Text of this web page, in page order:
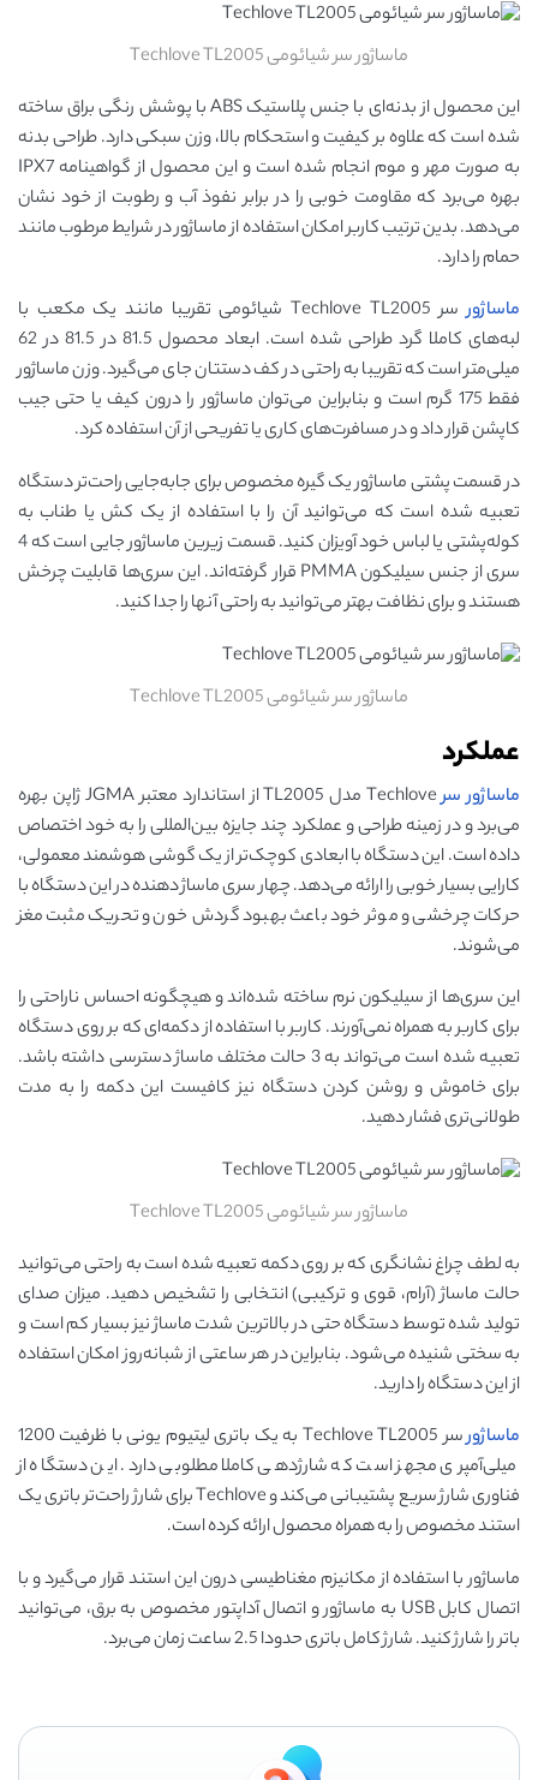
ماساژور سر شیائومی Techlove TL2005
این محصول از بدنه‌ای با جنس پلاستیک ABS با پوشش رنگی براق ساخته
شده است که علاوه بر کیفیت و استحکام بالا، وزن سبکی دارد. طراحی بدنه
به صورت مهر و موم انجام شده است و این محصول از گواهینامه IPX7
بهره می‌برد که مقاومت خوبی را در برابر نفوذ آب و رطوبت از خود نشان
می‌دهد. بدین ترتیب کاربر امکان استفاده از ماساژور در شرایط مرطوب مانند
حمام را دارد.
ماساژور
سر Techlove TL2005 شیائومی تقریبا مانند یک مکعب با
لبه‌های کاملا گرد طراحی شده است. ابعاد محصول 81.5 در 81.5 در 62
میلی‌متر است که تقریبا به راحتی در کف دستتان جای می‌گیرد. وزن ماساژور
فقط 175 گرم است و بنابراین می‌توان ماساژور را درون کیف یا حتی جیب
کاپشن قرار داد و در مسافرت‌های کاری یا تفریحی از آن استفاده کرد.
در قسمت پشتی ماساژور یک گیره مخصوص برای جابه‌جایی راحت‌تر دستگاه
تعبیه شده است که می‌توانید آن را با استفاده از یک کش یا طناب به
کوله‌پشتی یا لباس خود آویزان کنید. قسمت زیرین ماساژور جایی است که 4
سری از جنس سیلیکون PMMA قرار گرفته‌اند. این سری‌ها قابلیت چرخش
هستند و برای نظافت بهتر می‌توانید به راحتی آنها را جدا کنید.
ماساژور سر شیائومی Techlove TL2005
عملکرد
ماساژور سر
Techlove مدل TL2005 از استاندارد معتبر JGMA ژاپن بهره
می‌برد و در زمینه طراحی و عملکرد چند جایزه بین‌المللی را به خود اختصاص
داده است. این دستگاه با ابعادی کوچک‌تر از یک گوشی هوشمند معمولی،
کارایی بسیار خوبی را ارائه می‌دهد. چهار سری ماساژ دهنده در این دستگاه با
حرکات چرخشی و موثر خود باعث بهبود گردش خون و تحریک مثبت مغز
می‌شوند.
این سری‌ها از سیلیکون نرم ساخته شده‌اند و هیچگونه احساس ناراحتی را
برای کاربر به همراه نمی‌آورند. کاربر با استفاده از دکمه‌ای که بر روی دستگاه
تعبیه شده است می‌تواند به 3 حالت مختلف ماساژ دسترسی داشته باشد.
برای خاموش و روشن کردن دستگاه نیز کافیست این دکمه را به مدت
طولانی‌تری فشار دهید.
ماساژور سر شیائومی Techlove TL2005
به لطف چراغ نشانگری که بر روی دکمه تعبیه شده است به راحتی می‌توانید
حالت ماساژ (آرام، قوی و ترکیبی) انتخابی را تشخیص دهید. میزان صدای
تولید شده توسط دستگاه حتی در بالاترین شدت ماساژ نیز بسیار کم است و
به سختی شنیده می‌شود. بنابراین در هر ساعتی از شبانه‌روز امکان استفاده
از این دستگاه را دارید.
ماساژور
سر Techlove TL2005 به یک باتری لیتیوم یونی با ظرفیت 1200
میلی‌آمپری مجهز است که شارژدهی کاملا مطلوبی دارد. این دستگاه از
فناوری شارژ سریع پشتیبانی می‌کند و Techlove برای شارژ راحت‌تر باتری یک
استند مخصوص را به همراه محصول ارائه کرده است.
ماساژور با استفاده از مکانیزم مغناطیسی درون این استند قرار می‌گیرد و با
اتصال کابل USB به ماساژور و اتصال آداپتور مخصوص به برق، می‌توانید
باتر را شارژ کنید. شارژ کامل باتری حدودا 2.5 ساعت زمان می‌برد.